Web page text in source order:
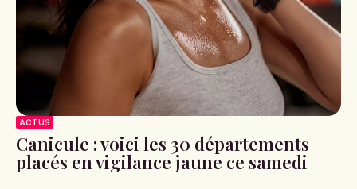
ACTUS
Canicule : voici les 30 départements
placés en vigilance jaune ce samedi